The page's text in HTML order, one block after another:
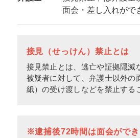
面会・差し入れがで
接見（せっけん）禁止とは
接見禁止とは、逃亡や証拠隠滅
被疑者に対して、弁護士以外の
紙）の受け渡しなどを禁止する
※逮捕後72時間は面会がで